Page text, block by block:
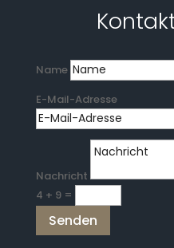
Name
E-Mail-Adresse
Nachricht
4 + 9=
Senden